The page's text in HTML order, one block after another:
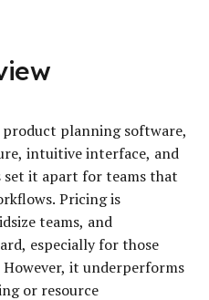
product planning software,
intuitive interface, and
it apart for teams that
Pricing is
teams, and
especially for those
it underperforms
or resource